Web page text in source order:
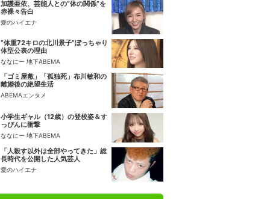
加護亜依、芸能人との“体の関係”を
赤裸々告白
愛のハイエナ
“体重72キロの北川景子”ぽっちゃり
体型公表の理由
ななにー 地下ABEMA
「ゴミ屋敷」「孤独死」布川敏和の
離婚後の絶望生活
ABEMAエンタメ
小学生ギャル（12歳）の登校姿＆す
っぴんに衝撃
ななにー 地下ABEMA
「人殺す以外は全部やってきた」総
長時代を公開した人気芸人
愛のハイエナ